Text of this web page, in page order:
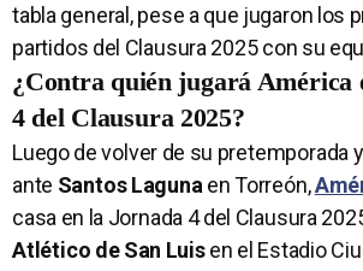
tabla general, pese a que jugaron los
partidos del Clausura 2025 con su
¿Contra quién jugará América
4 del Clausura 2025?
Luego de volver de su pretemporada
ante Santos Laguna en Torreón,
casa en la Jornada 4 del Clausura
Atlético de San Luisen el Estadio